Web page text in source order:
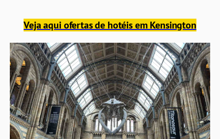
Veja aqui ofertas de hotéis em Kensington